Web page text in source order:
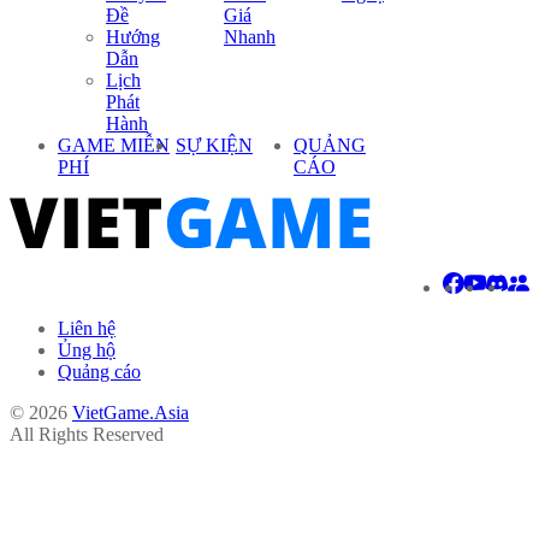
Đề
Hướng
Dẫn
Lịch
Phát
Hành
Giá
Nhanh
GAME MIỄN
PHÍ
SỰ KIỆN
QUẢNG
CÁO
Liên hệ
Ủng hộ
Quảng cáo
© 2026 VietGame.Asia
All Rights Reserved